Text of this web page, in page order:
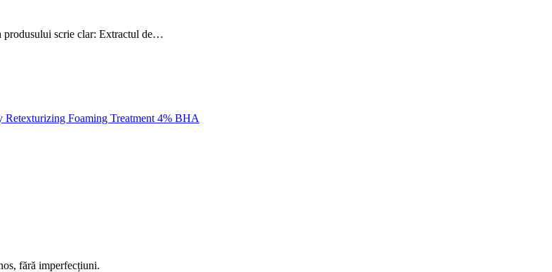
produsului scrie clar: Extractul de…
Retexturizing Foaming Treatment 4% BHA
fără imperfecțiuni.